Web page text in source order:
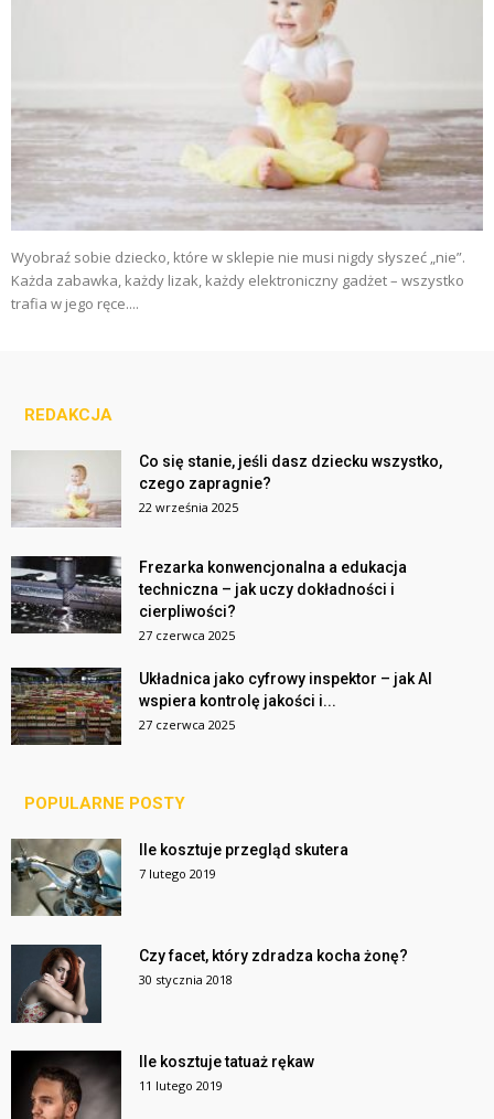
Wyobraź sobie dziecko, które w sklepie nie musi nigdy słyszeć „nie”.
Każda zabawka, każdy lizak, każdy elektroniczny gadżet – wszystko
trafia w jego ręce....
REDAKCJA
Co się stanie, jeśli dasz dziecku wszystko,
czego zapragnie?
22 września 2025
Frezarka konwencjonalna a edukacja
techniczna – jak uczy dokładności i
cierpliwości?
27 czerwca 2025
Układnica jako cyfrowy inspektor – jak AI
wspiera kontrolę jakości i...
27 czerwca 2025
POPULARNE POSTY
Ile kosztuje przegląd skutera
7 lutego 2019
Czy facet, który zdradza kocha żonę?
30 stycznia 2018
Ile kosztuje tatuaż rękaw
11 lutego 2019